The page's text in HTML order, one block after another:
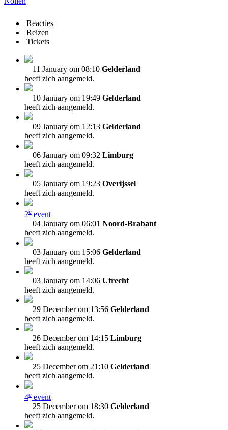
Reacties
Reizen
Tickets
11 January om 08:10 Gelderland
heeft zich aangemeld.
10 January om 19:49 Gelderland
heeft zich aangemeld.
09 January om 12:13 Gelderland
heeft zich aangemeld.
06 January om 09:32 Limburg
heeft zich aangemeld.
05 January om 19:23 Overijssel
heeft zich aangemeld.
2e event
04 January om 06:01 Noord-Brabant
heeft zich aangemeld.
03 January om 15:06 Gelderland
heeft zich aangemeld.
03 January om 14:06 Utrecht
heeft zich aangemeld.
29 December om 13:56 Gelderland
heeft zich aangemeld.
26 December om 14:15 Limburg
heeft zich aangemeld.
25 December om 21:10 Gelderland
heeft zich aangemeld.
4e event
25 December om 18:30 Gelderland
heeft zich aangemeld.